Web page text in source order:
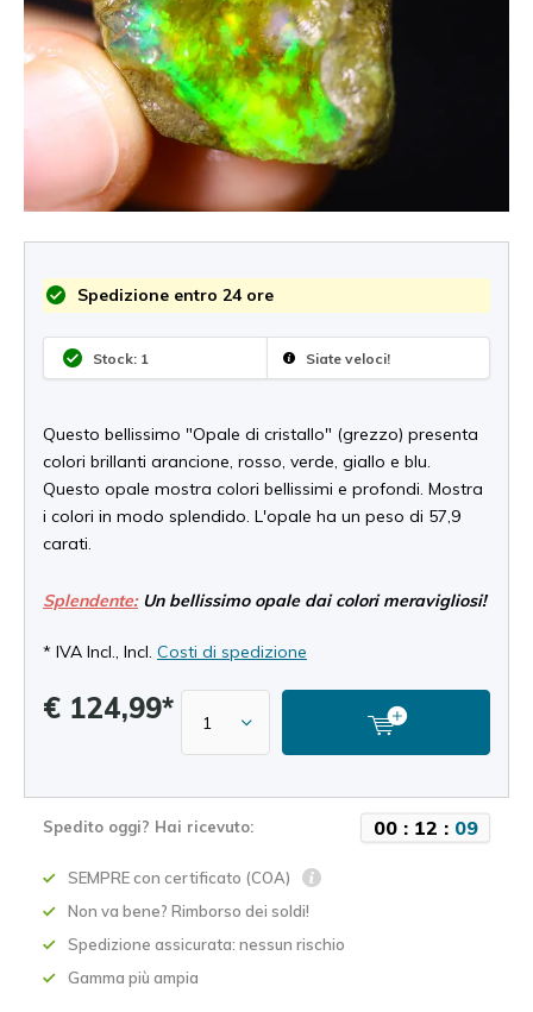
Spedizione entro 24 ore
Stock: 1 Siate veloci!
Questo bellissimo "Opale di cristallo" (grezzo) presenta
colori brillanti arancione, rosso, verde, giallo e blu.
Questo opale mostra colori bellissimi e profondi. Mostra
i colori in modo splendido. L'opale ha un peso di 57,9
carati.
Splendente:Un bellissimo opale dai colori meravigliosi!
* IVA Incl., Incl. Costi di spedizione
€ 124,99*
Spedito oggi? Hai ricevuto: 00: 12 : 09
SEMPRE con certificato (COA)
Non va bene? Rimborso dei soldi!
Spedizione assicurata: nessun rischio
Gamma più ampia